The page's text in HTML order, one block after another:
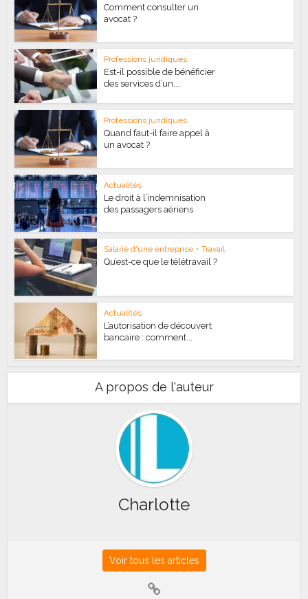
Comment consulter un
avocat ?
Professions juridiques
Est-il possible de bénéficier
des services d’un...
Professions juridiques
Quand faut-il faire appel à
un avocat ?
Actualités
Le droit à l’indemnisation
des passagers aériens
Salarié d'une entreprise • Travail
Qu’est-ce que le télétravail ?
Actualités
L’autorisation de découvert
bancaire : comment...
A propos de l'auteur
Charlotte
Voir tous les articles